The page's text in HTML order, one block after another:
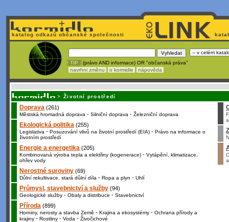
katalog odkazů občanské společnosti
! TIP : (právo AND informace) OR "občanská práva"
navrhni změnu
o kormidle nápověda
> Životní prostředí
Doprava (261)
Městská hromadná doprava - Silniční doprava - Železniční doprava
Ekologická politika (255)
Legislativa - Posuzování vlivů na životní prostředí (EIA) - Právo na informace o
životním prostředí
Energie a energetika (205)
Kombinovaná výroba tepla a elektřiny (kogenerace) - Vytápění, klimatizace,
ohřev vody
Nerostné suroviny (69)
Důlní rekultivace, stará důlní díla - Ropa a plyn - Uhlí
Průmysl, stavebnictví a služby (94)
Geologické služby - Obaly a distribuce - Stavebnictví
Příroda (899)
Horniny, nerosty a stavba Země - Krajina a ekosystémy - Ochrana přírody a
krajiny - Rostliny - Voda - Živočichové